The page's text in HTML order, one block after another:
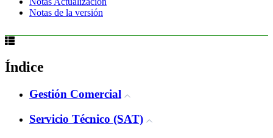
Notas de la versión
Índice
Gestión Comercial
Servicio Técnico (SAT)